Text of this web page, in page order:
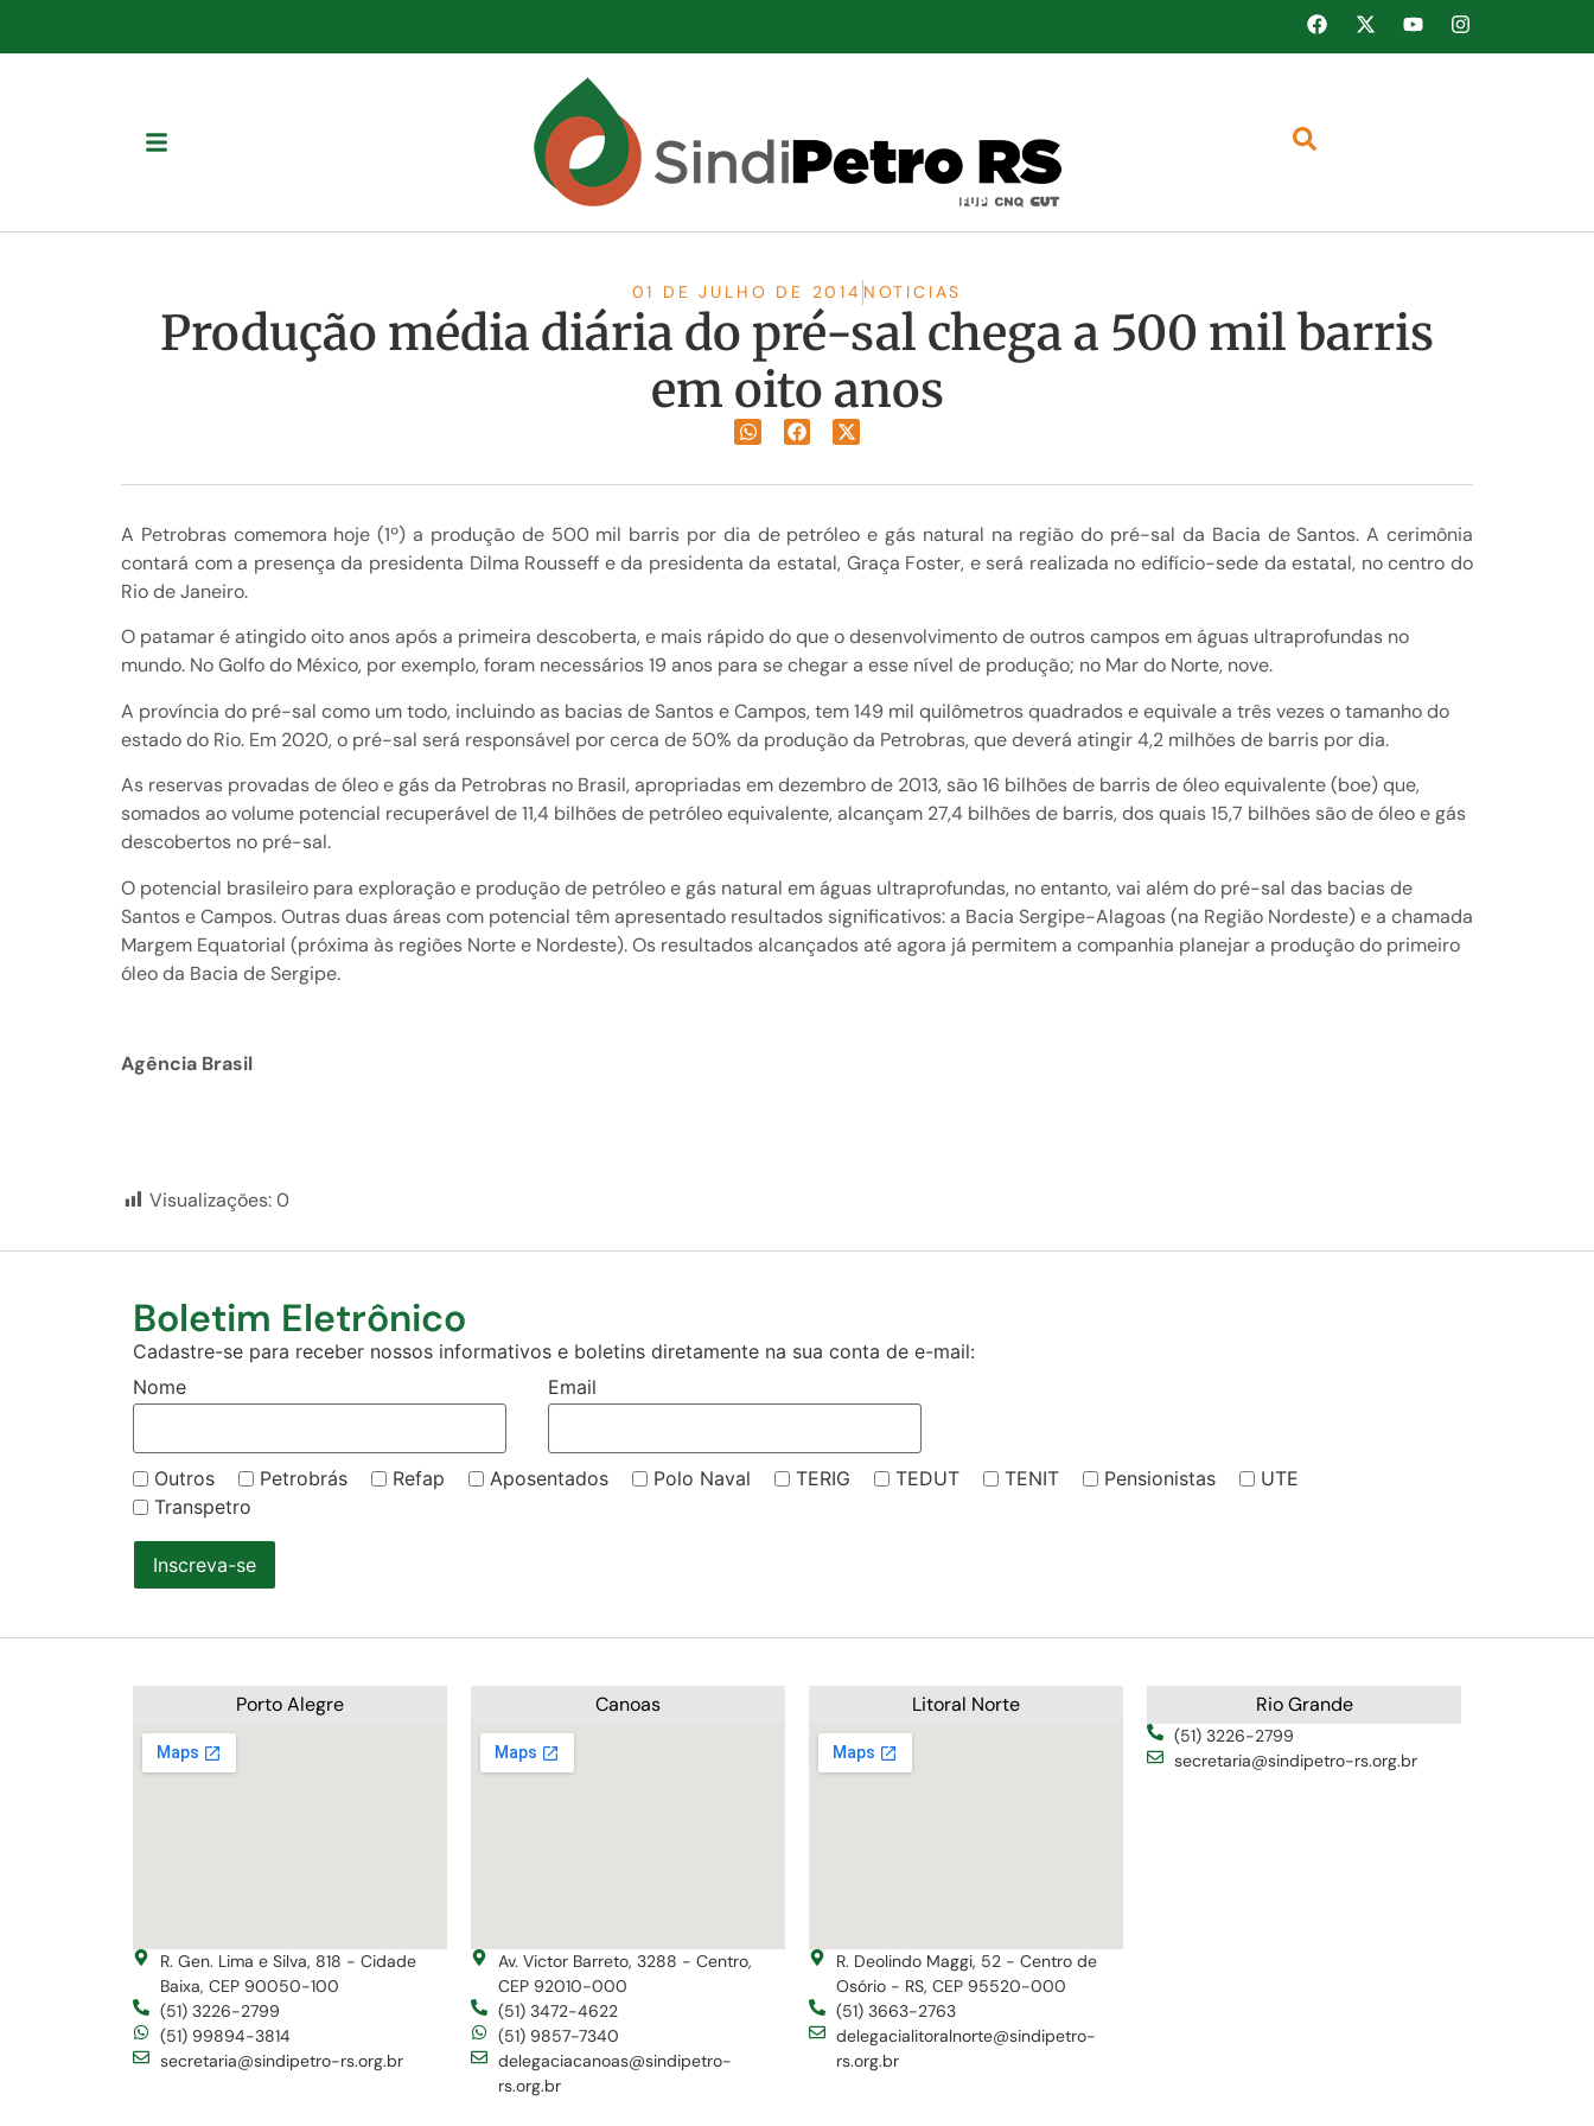
01 DE JULHO DE 2014 NOTICIAS
Produção média diária do pré-sal chega a 500 mil barris
em oito anos
A Petrobras comemora hoje (1º) a produção de 500 mil barris por dia de petróleo e gás natural na região do pré-sal da Bacia de Santos. A cerimônia
contará com a presença da presidenta Dilma Rousseff e da presidenta da estatal, Graça Foster, e será realizada no edifício-sede da estatal, no centro do
Rio de Janeiro.
O patamar é atingido oito anos após a primeira descoberta, e mais rápido do que o desenvolvimento de outros campos em águas ultraprofundas no
mundo. No Golfo do México, por exemplo, foram necessários 19 anos para se chegar a esse nível de produção; no Mar do Norte, nove.
A província do pré-sal como um todo, incluindo as bacias de Santos e Campos, tem 149 mil quilômetros quadrados e equivale a três vezes o tamanho do
estado do Rio. Em 2020, o pré-sal será responsável por cerca de 50% da produção da Petrobras, que deverá atingir 4,2 milhões de barris por dia.
As reservas provadas de óleo e gás da Petrobras no Brasil, apropriadas em dezembro de 2013, são 16 bilhões de barris de óleo equivalente (boe) que,
somados ao volume potencial recuperável de 11,4 bilhões de petróleo equivalente, alcançam 27,4 bilhões de barris, dos quais 15,7 bilhões são de óleo e gás
descobertos no pré-sal.
O potencial brasileiro para exploração e produção de petróleo e gás natural em águas ultraprofundas, no entanto, vai além do pré-sal das bacias de
Santos e Campos. Outras duas áreas com potencial têm apresentado resultados significativos: a Bacia Sergipe-Alagoas (na Região Nordeste) e a chamada
Margem Equatorial (próxima às regiões Norte e Nordeste). Os resultados alcançados até agora já permitem a companhia planejar a produção do primeiro
óleo da Bacia de Sergipe.
Agência Brasil
Visualizações:0
Boletim Eletrônico
Cadastre-se para receber nossos informativos e boletins diretamente na sua conta de e-mail:
Nome
Email
Outros Petrobrás Refap Aposentados Polo Naval TERIG TEDUT TENIT Pensionistas
UTE
Transpetro
Inscreva-se
Porto Alegre
R. Gen. Lima e Silva, 818 - Cidade
Baixa, CEP 90050-100
(51) 3226-2799
(51) 99894-3814
secretaria@sindipetro-rs.org.br
Canoas
Av. Victor Barreto, 3288 - Centro,
CEP 92010-000
(51) 3472-4622
(51) 9857-7340
delegaciacanoas@sindipetro-
rs.org.br
Litoral Norte
R. Deolindo Maggi, 52 - Centro de
Osório - RS, CEP 95520-000
(51) 3663-2763
delegacialitoralnorte@sindipetro-
rs.org.br
Rio Grande
(51) 3226-2799
secretaria@sindipetro-rs.org.br